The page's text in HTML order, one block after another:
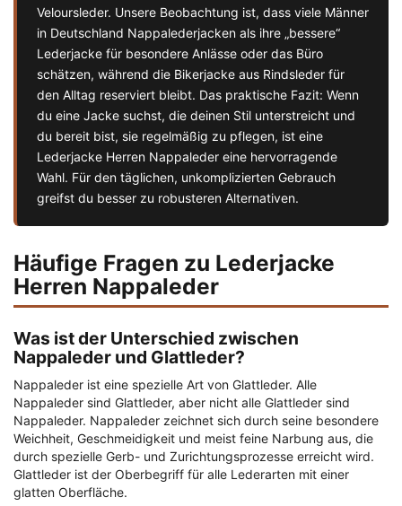
Veloursleder. Unsere Beobachtung ist, dass viele Männer
in Deutschland Nappalederjacken als ihre „bessere“
Lederjacke für besondere Anlässe oder das Büro
schätzen, während die Bikerjacke aus Rindsleder für
den Alltag reserviert bleibt. Das praktische Fazit: Wenn
du eine Jacke suchst, die deinen Stil unterstreicht und
du bereit bist, sie regelmäßig zu pflegen, ist eine
Lederjacke Herren Nappaleder eine hervorragende
Wahl. Für den täglichen, unkomplizierten Gebrauch
greifst du besser zu robusteren Alternativen.
Häufige Fragen zu Lederjacke
Herren Nappaleder
Was ist der Unterschied zwischen
Nappaleder und Glattleder?
Nappaleder ist eine spezielle Art von Glattleder. Alle
Nappaleder sind Glattleder, aber nicht alle Glattleder sind
Nappaleder. Nappaleder zeichnet sich durch seine besondere
Weichheit, Geschmeidigkeit und meist feine Narbung aus, die
durch spezielle Gerb- und Zurichtungsprozesse erreicht wird.
Glattleder ist der Oberbegriff für alle Lederarten mit einer
glatten Oberfläche.